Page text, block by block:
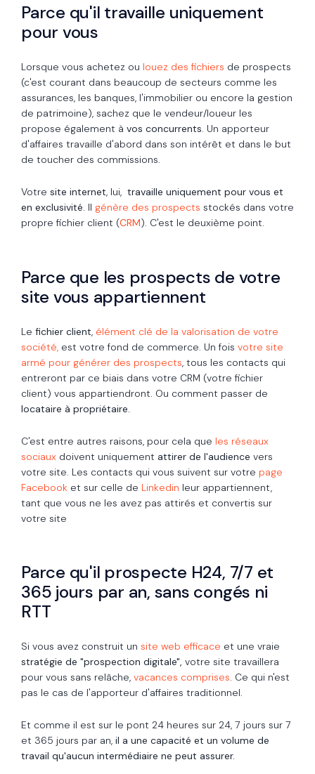
Parce qu'il travaille uniquement
pour vous
Lorsque vous achetez ou louez des fichiers de prospects
(c'est courant dans beaucoup de secteurs comme les
assurances, les banques, l'immobilier ou encore la gestion
de patrimoine), sachez que le vendeur/loueur les
propose également à vos concurrents. Un apporteur
d'affaires travaille d'abord dans son intérêt et dans le but
de toucher des commissions.
Votre site internet, lui, travaille uniquement pour vous et
en exclusivité. Il génère des prospects stockés dans votre
propre fichier client (CRM). C'est le deuxième point.
Parce que les prospects de votre
site vous appartiennent
Le fichier client élément clé de la valorisation de votre
société, est votre fond de commerce. Un fois votre site
armé pour générer des prospects , tous les contacts qui
entreront par ce biais dans votre CRM (votre fichier
client) vous appartiendront. Ou comment passer de
locataire à propriétaire.
C'est entre autres raisons, pour cela que les réseaux
sociaux doivent uniquement attirer de l'audience vers
votre site. Les contacts qui vous suivent sur votre page
Facebook et sur celle de Linkedin leur appartiennent,
tant que vous ne les avez pas attirés et convertis sur
votre site
Parce qu'il prospecte H24, 7/7 et
365 jours par an, sans congés ni
RTT
Si vous avez construit un site web efficace et une vraie
stratégie de "prospection digitale", votre site travaillera
pour vous sans relâche, vacances comprises. Ce qui n'est
pas le cas de l'apporteur d'affaires traditionnel.
Et comme il est sur le pont 24 heures sur 24, 7 jours sur 7
et 365 jours par an, il a une capacité et un volume de
travail qu'aucun intermédiaire ne peut assurer.